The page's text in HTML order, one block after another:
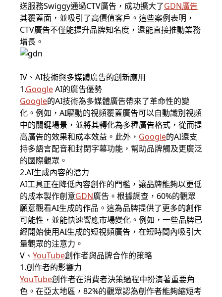
送服務Swiggy通過CTV廣告，成功擴大了GDN廣告
其覆蓋面，並吸引了高價值客戶。這些案例表明，
CTV廣告不僅能提升品牌知名度，還能直接推動業務
增長。
IV、AI技術與多媒體廣告的創新應用
1.GoogleAI的廣告優勢
Google的AI技術為多媒體廣告帶來了革命性的變
化。例如，AI驅動的視頻覆蓋廣告可以自動識別視頻
中的關鍵場景，並將其轉化為多種廣告格式，從而提
高廣告的效果和成本效益。此外， Google的AI還支
持多語言配音和封閉字幕功能，幫助品牌觸及更廣泛
的國際觀眾。
2.AI生成內容的潛力
AI工具正在降低內容創作的門檻，讓品牌能夠以更低
的成本製作創意GDN廣告。根據調查，60%的觀眾
願意觀看AI生成的作品。這為品牌提供了更多的創作
可能性，並能快速響應市場變化。例如，一些品牌已
經開始使用AI生成的短視頻廣告，在短時間內吸引大
量觀眾的注意力。
V、 YouTube創作者與品牌合作的策略
1.創作者的影響力
YouTube創作者在消費者決策過程中扮演著重要角
色。在亞太地區，82%的觀眾認為創作者能夠縮短考